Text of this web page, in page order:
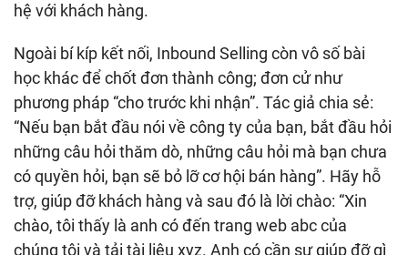
hệ với khách hàng.
Ngoài bí kíp kết nối, Inbound Selling còn vô số bài
học khác để chốt đơn thành công; đơn cử như
phương pháp “cho trước khi nhận”. Tác giả chia sẻ:
“Nếu bạn bắt đầu nói về công ty của bạn, bắt đầu hỏi
những câu hỏi thăm dò, những câu hỏi mà bạn chưa
có quyền hỏi, bạn sẽ bỏ lỡ cơ hội bán hàng”. Hãy hỗ
trợ, giúp đỡ khách hàng và sau đó là lời chào: “Xin
chào, tôi thấy là anh có đến trang web abc của
chúng tôi và tải tài liệu xyz. Anh có cần sự giúp đỡ gì